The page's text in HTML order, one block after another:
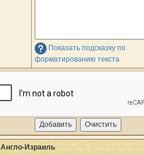
Показать подсказку по
форматированию текста
Англо-Израиль